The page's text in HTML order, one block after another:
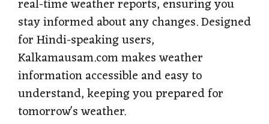
real-time weather reports, ensuring you
stay informed about any changes. Designed
for Hindi-speaking users,
Kalkamausam.com makes weather
information accessible and easy to
understand, keeping you prepared for
tomorrow's weather.